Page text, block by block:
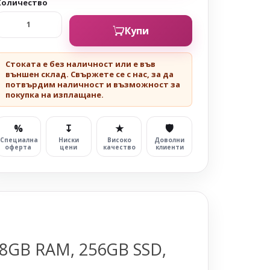
Купи
Стоката е без наличност или е във
външен склад. Свържете се с нас, за да
потвърдим наличност и възможност за
покупка на изплащане.
%
Специална
оферта
↧
Ниски
цени
★
Високо
качество
🛡
Доволни
клиенти
RAM, 256GB SSD,